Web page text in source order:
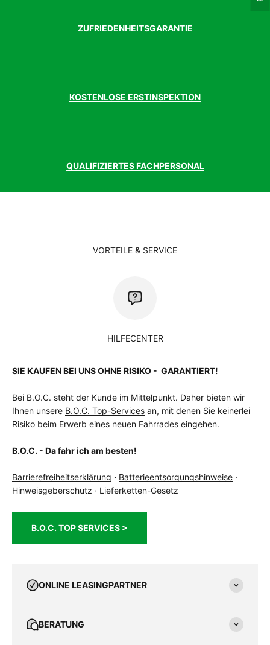
ZUFRIEDENHEITSGARANTIE
KOSTENLOSE ERSTINSPEKTION
QUALIFIZIERTES FACHPERSONAL
VORTEILE & SERVICE
HILFECENTER
SIE KAUFEN BEI UNS OHNE RISIKO - GARANTIERT!
Bei B.O.C. steht der Kunde im Mittelpunkt. Daher bieten wir
Ihnen unsere B.O.C. Top-Services an, mit denen Sie keinerlei
Risiko beim Erwerb eines neuen Fahrrades eingehen.
B.O.C. - Da fahr ich am besten!
Barrierefreiheitserklärung · Batterieentsorgungshinweise ·
Hinweisgeberschutz · Lieferketten-Gesetz
B.O.C. TOP SERVICES >
ONLINE LEASINGPARTNER
BERATUNG